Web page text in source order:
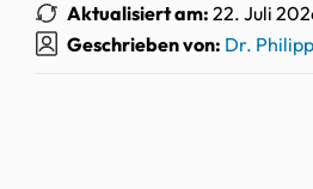
Aktualisiert am: 22. Juli
Geschrieben von: Dr.